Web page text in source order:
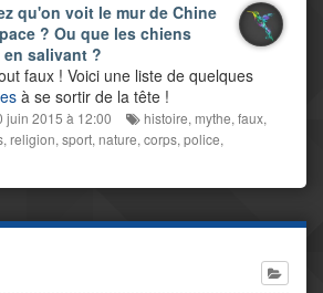
qu'on voit le mur de Chine
? Ou que les chiens
salivant ?
faux ! Voici une liste de quelques
à se sortir de la tête !
juin 2015 à 12:00 histoire, mythe, faux,
, religion, sport, nature, corps, police,